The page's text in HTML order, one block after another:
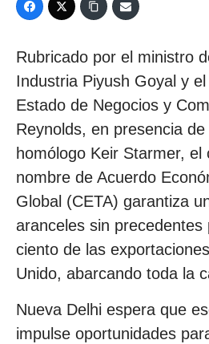
Rubricado por el ministro
Industria Piyush Goyal y
Estado de Negocios y
Reynolds, en presencia
homólogo Keir Starmer, el
nombre de Acuerdo
Global (CETA) garantiza
aranceles sin precedentes
ciento de las
Unido, abarcando toda la
Nueva Delhi espera que
impulse oportunidades